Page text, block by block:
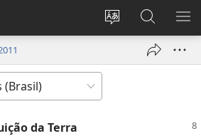
Mudar
idioma
Log
janela)
Buscar
no
JW.ORG
da Terra